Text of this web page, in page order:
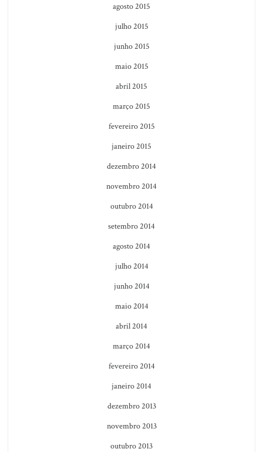
agosto 2015
julho 2015
junho 2015
maio 2015
abril 2015
março 2015
fevereiro 2015
janeiro 2015
dezembro 2014
novembro 2014
outubro 2014
setembro 2014
agosto 2014
julho 2014
junho 2014
maio 2014
abril 2014
março 2014
fevereiro 2014
janeiro 2014
dezembro 2013
novembro 2013
outubro 2013